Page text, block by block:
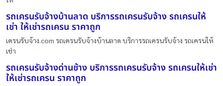
รถเครนรับจ้างบ้านลาด บริการรถเครนรับจ้าง รถเครนให้
เช่า ให้เช่ารถเครน ราคาถูก
เครนรับจ้าง.com รถเครนรับจ้างบ้านลาด บริการรถเครนรับจ้าง รถเครนให้
เช่า
รถเครนรับจ้างด่านช้าง บริการรถเครนรับจ้าง รถเครนให้เช่า
ให้เช่ารถเครน ราคาถูก